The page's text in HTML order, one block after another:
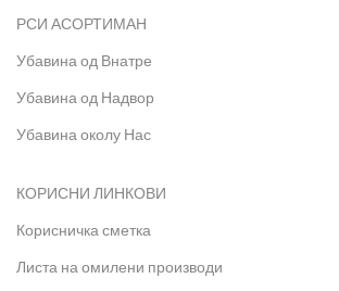
РСИ АСОРТИМАН
Убавина од Внатре
Убавина од Надвор
Убавина околу Нас
КОРИСНИ ЛИНКОВИ
Корисничка сметка
Листа на омилени производи